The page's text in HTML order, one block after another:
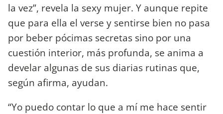
la vez”, revela la sexy mujer. Y aunque repite
que para ella el verse y sentirse bien no pasa
por beber pócimas secretas sino por una
cuestión interior, más profunda, se anima a
develar algunas de sus diarias rutinas que,
según afirma, ayudan.
“Yo puedo contar lo que a mí me hace sentir